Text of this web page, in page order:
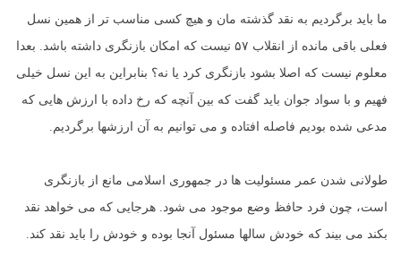
ما باید برگردیم به نقد گذشته مان و هیچ کسی مناسب تر از همین نسل
فعلی باقی مانده از انقلاب ۵۷ نیست که امکان بازنگری داشته باشد. بعدا
معلوم نیست که اصلا بشود بازنگری کرد یا نه؟ بنابراین به این نسل خیلی
فهیم و با سواد جوان باید گفت که بین آنچه که رخ داده با ارزش هایی که
مدعی شده بودیم فاصله افتاده و می توانیم به آن ارزشها برگردیم.
طولانی شدن عمر مسئولیت ها در جمهوری اسلامی مانع از بازنگری
است، چون فرد حافظ وضع موجود می شود. هرجایی که می خواهد نقد
بکند می بیند که خودش سالها مسئول آنجا بوده و خودش را باید نقد کند.